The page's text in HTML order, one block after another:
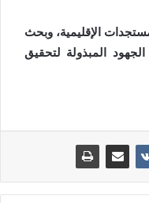
الإقليمية، وبحث
المبذولة لتحقيق